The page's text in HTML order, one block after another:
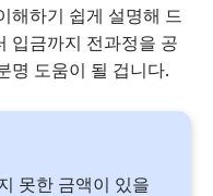
해하기 쉽게 설명해 드
입금까지 전과정을 공
명 도움이 될 겁니다.
못한 금액이 있을